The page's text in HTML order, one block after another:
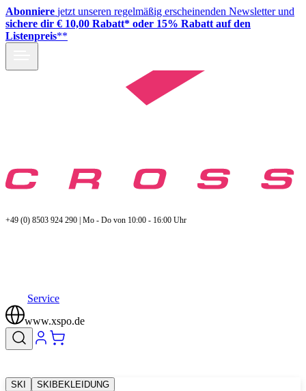
Abonniere jetzt unseren regelmäßig erscheinenden Newsletter und
sichere dir € 10,00 Rabatt* oder 15% Rabatt auf den
Listenpreis**
+49 (0) 8503 924 290 | Mo - Do von 10:00 - 16:00 Uhr
Service
www.xspo.de
SKI SKIBEKLEIDUNG